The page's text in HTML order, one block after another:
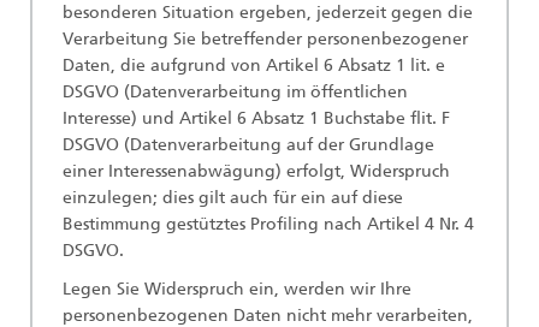
besonderen Situation ergeben, jederzeit gegen die
Verarbeitung Sie betreffender personenbezogener
Daten, die aufgrund von Artikel 6 Absatz 1 lit. e
DSGVO (Datenverarbeitung im öffentlichen
Interesse) und Artikel 6 Absatz 1 Buchstabe flit. F
DSGVO (Datenverarbeitung auf der Grundlage
einer Interessenabwägung) erfolgt, Widerspruch
einzulegen; dies gilt auch für ein auf diese
Bestimmung gestütztes Profiling nach Artikel 4 Nr. 4
DSGVO.
Legen Sie Widerspruch ein, werden wir Ihre
personenbezogenen Daten nicht mehr verarbeiten,